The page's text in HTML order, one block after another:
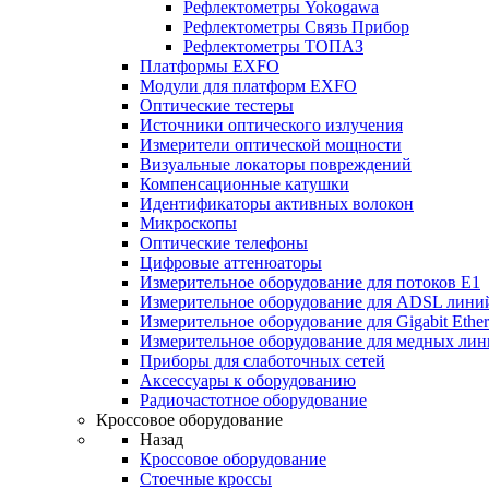
Рефлектометры Yokogawa
Рефлектометры Связь Прибор
Рефлектометры ТОПАЗ
Платформы EXFO
Модули для платформ EXFO
Оптические тестеры
Источники оптического излучения
Измерители оптической мощности
Визуальные локаторы повреждений
Компенсационные катушки
Идентификаторы активных волокон
Микроскопы
Оптические телефоны
Цифровые аттенюаторы
Измерительное оборудование для потоков Е1
Измерительное оборудование для ADSL
Измерительное оборудование для Gigabit
Измерительное оборудование для медных
Приборы для слаботочных сетей
Аксессуары к оборудованию
Радиочастотное оборудование
Кроссовое оборудование
Назад
Кроссовое оборудование
Стоечные кроссы